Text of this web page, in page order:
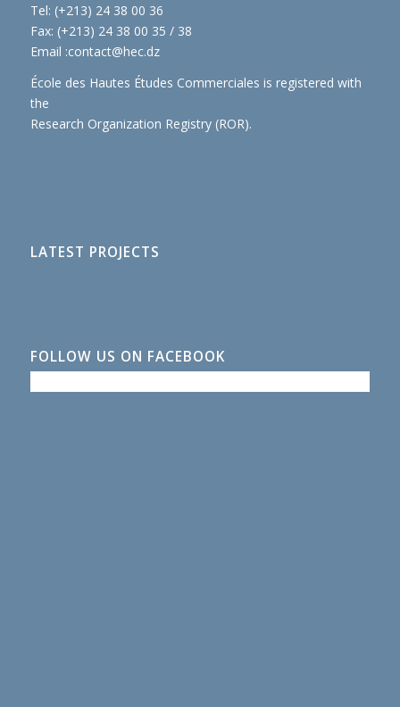
Tel: (+213) 24 38 00 36
Fax: (+213) 24 38 00 35 / 38
Email :contact@hec.dz
École des Hautes Études Commerciales is registered with
the
Research Organization Registry (ROR).
LATEST PROJECTS
FOLLOW US ON FACEBOOK